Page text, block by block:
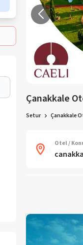
Çanakkale
Setur Çanakkale
Otel /